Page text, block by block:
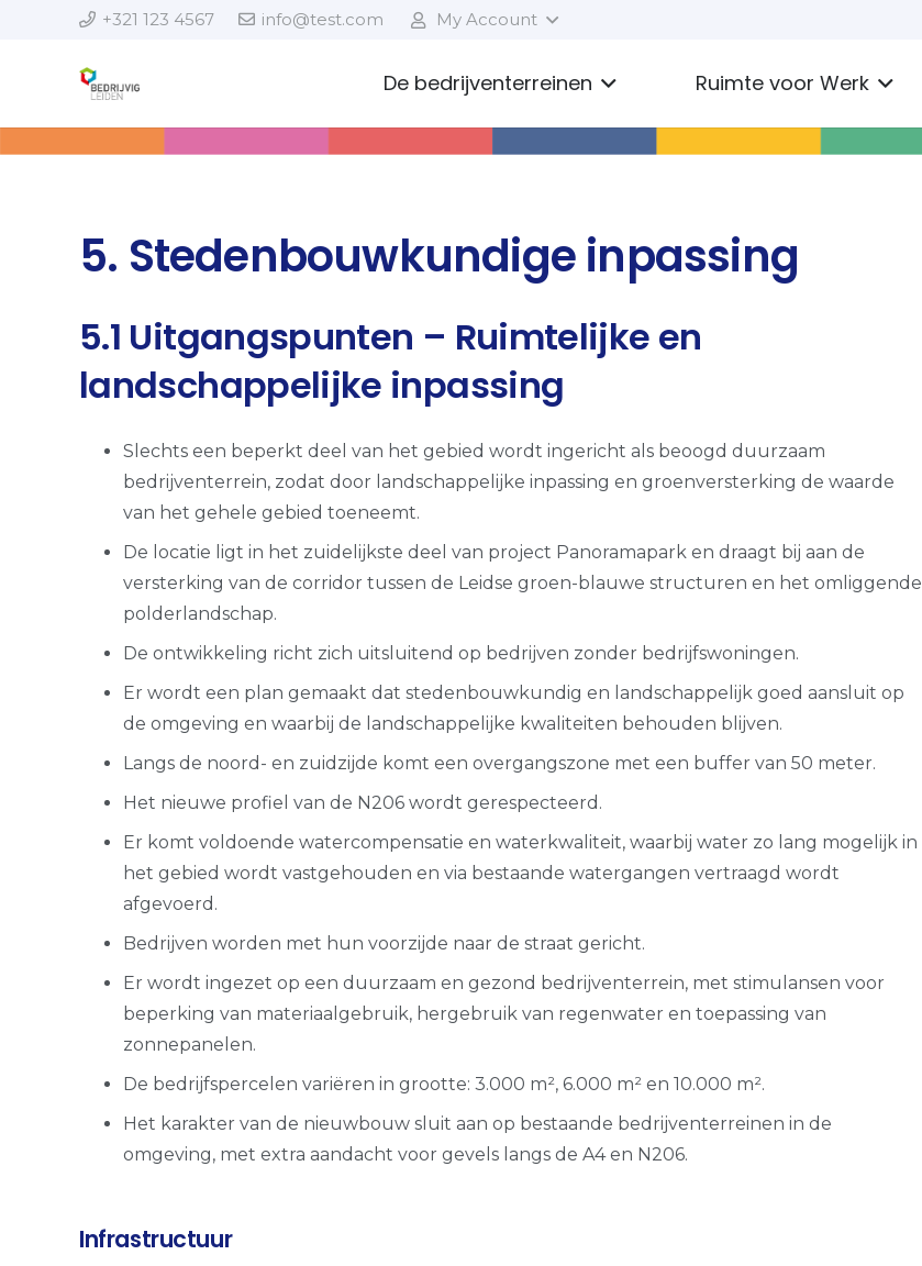
+321 123 4567 info@test.com My Account
De bedrijventerreinen Ruimte voor Werk
5. Stedenbouwkundige inpassing
5.1 Uitgangspunten – Ruimtelijke en
landschappelijke inpassing
Slechts een beperkt deel van het gebied wordt ingericht als beoogd duurzaam
bedrijventerrein, zodat door landschappelijke inpassing en groenversterking de waarde
van het gehele gebied toeneemt.
De locatie ligt in het zuidelijkste deel van project Panoramapark en draagt bij aan de
versterking van de corridor tussen de Leidse groen-blauwe structuren en het omliggende
polderlandschap.
De ontwikkeling richt zich uitsluitend op bedrijven zonder bedrijfswoningen.
Er wordt een plan gemaakt dat stedenbouwkundig en landschappelijk goed aansluit op
de omgeving en waarbij de landschappelijke kwaliteiten behouden blijven.
Langs de noord- en zuidzijde komt een overgangszone met een buffer van 50 meter.
Het nieuwe profiel van de N206 wordt gerespecteerd.
Er komt voldoende watercompensatie en waterkwaliteit, waarbij water zo lang mogelijk in
het gebied wordt vastgehouden en via bestaande watergangen vertraagd wordt
afgevoerd.
Bedrijven worden met hun voorzijde naar de straat gericht.
Er wordt ingezet op een duurzaam en gezond bedrijventerrein, met stimulansen voor
beperking van materiaalgebruik, hergebruik van regenwater en toepassing van
zonnepanelen.
De bedrijfspercelen variëren in grootte: 3.000 m², 6.000 m² en 10.000 m².
Het karakter van de nieuwbouw sluit aan op bestaande bedrijventerreinen in de
omgeving, met extra aandacht voor gevels langs de A4 en N206.
Infrastructuur